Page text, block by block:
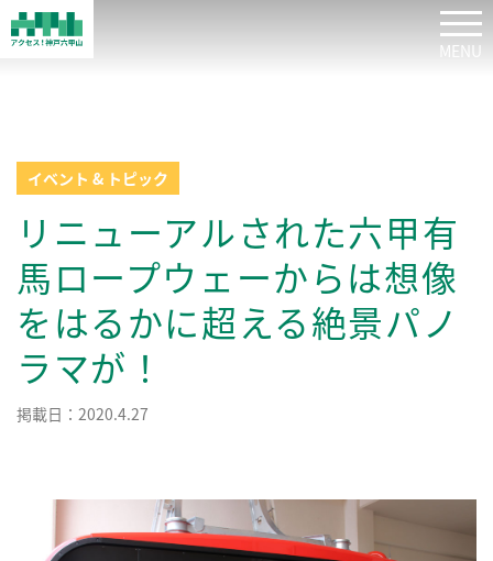
イベント & トピック
リニューアルされた六甲有
馬ロープウェーからは想像
をはるかに超える絶景パノ
ラマが！
掲載日：2020.4.27